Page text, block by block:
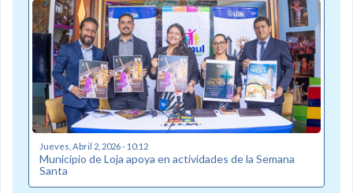
Jueves, Abril 2, 2026 - 10:12
Municipio de Loja apoya en actividades de la Semana
Santa